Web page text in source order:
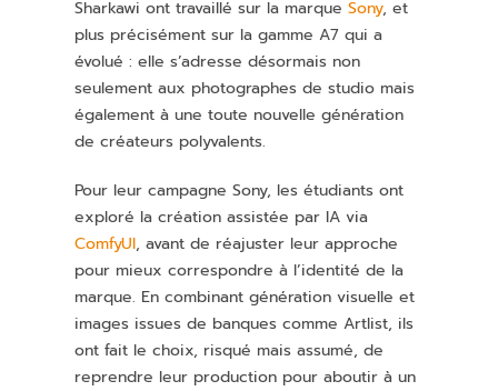
Sharkawi ont travaillé sur la marqueSony, et
plus précisément sur la gamme A7 qui a
évolué : elle s’adresse désormais non
seulement aux photographes de studio mais
également à une toute nouvelle génération
de créateurs polyvalents.
Pour leur campagne Sony, les étudiants ont
exploré la création assistée par IA via
ComfyUI, avant de réajuster leur approche
pour mieux correspondre à l’identité de la
marque. En combinant génération visuelle et
images issues de banques comme Artlist, ils
ont fait le choix, risqué mais assumé, de
reprendre leur production pour aboutir à un